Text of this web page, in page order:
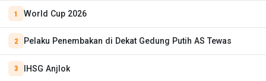
World Cup 2026
Pelaku Penembakan di Dekat Gedung Putih AS Tewas
IHSG Anjlok